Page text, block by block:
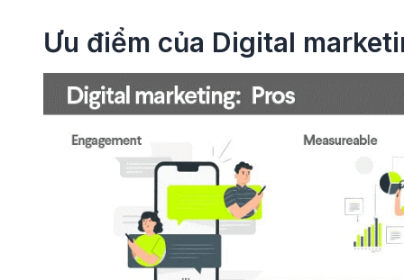
Ưu điểm của Digital